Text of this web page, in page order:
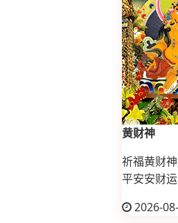
黄财神
祈福黄财
平安安财
2026-